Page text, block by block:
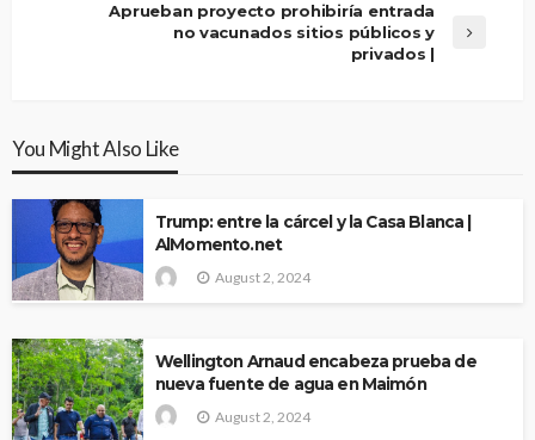
Aprueban proyecto prohibiría entrada
no vacunados sitios públicos y
privados |
You Might Also Like
Trump: entre la cárcel y la Casa Blanca |
AlMomento.net
August 2, 2024
Wellington Arnaud encabeza prueba de
nueva fuente de agua en Maimón
August 2, 2024